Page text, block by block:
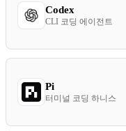
Codex
CLI 코딩 에이전트
Pi
터미널 코딩 하니스